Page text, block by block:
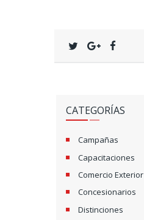
CATEGORÍAS
Campañas
Capacitaciones
Comercio Exterior
Concesionarios
Distinciones